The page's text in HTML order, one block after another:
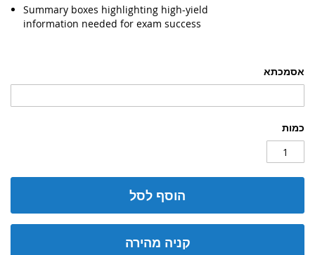
אסמכתא
כמות
הוסף לסל
קניה מהירה
Summary boxes highlighting high-yield
information needed for exam success